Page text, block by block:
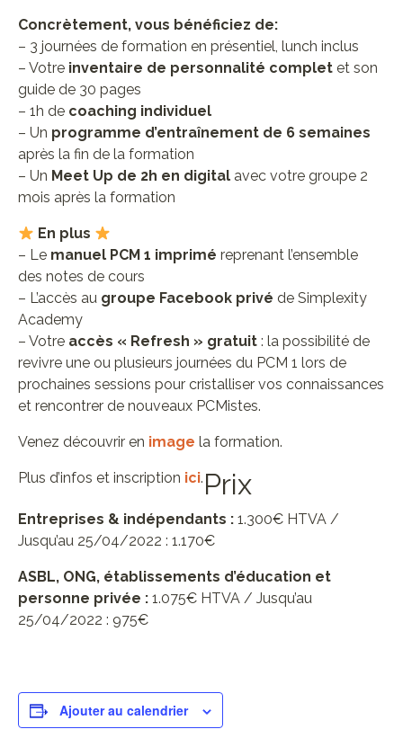
Concrètement, vous bénéficiez de:
– 3 journées de formation en présentiel, lunch inclus
– Votre inventaire de personnalité complet et son
guide de 30 pages
– 1h de coaching individuel
– Un programme d’entraînement de 6 semaines
après la fin de la formation
– Un Meet Up de 2h en digital avec votre groupe 2
mois après la formation
En plus
– Le manuel PCM 1 imprimé reprenant l’ensemble
des notes de cours
– L’accès au groupe Facebook privé de Simplexity
Academy
– Votre accès « Refresh » gratuit : la possibilité de
revivre une ou plusieurs journées du PCM 1 lors de
prochaines sessions pour cristalliser vos connaissances
et rencontrer de nouveaux PCMistes.
Venez découvrir en image la formation.
Plus d’infos et inscription ici. Prix
Entreprises & indépendants : 1.300€ HTVA /
Jusqu’au 25/04/2022 : 1.170€
ASBL, ONG, établissements d’éducation et
personne privée : 1.075€ HTVA / Jusqu’au
25/04/2022 : 975€
Ajouter au calendrier